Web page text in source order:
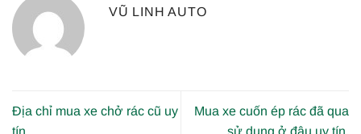
VŨ LINH AUTO
Địa chỉ mua xe chở rác cũ uy
tín
Mua xe cuốn ép rác đã qua
sử dung ở đâu uy tín.